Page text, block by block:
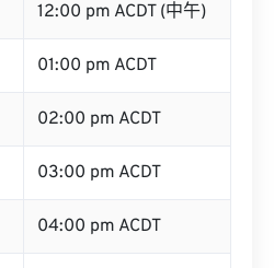
12:00 pm ACDT (中午)
01:00 pm ACDT
02:00 pm ACDT
03:00 pm ACDT
04:00 pm ACDT